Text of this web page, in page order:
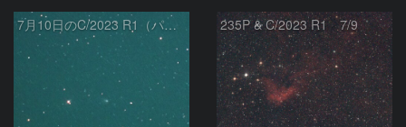
7月10日のC/2023 R1（パンスターズ彗星） 235P & C/2023 R1 7/9